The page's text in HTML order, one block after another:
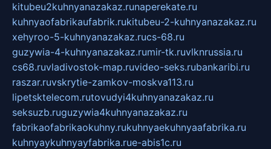
kitubeu2kuhnyanazakaz.runaperekate.ru
kuhnyaofabrikaufabrik.rukitubeu-2-kuhnyanazakaz.ru
xehyroo-5-kuhnyanazakaz.rucs-68.ru
guzywia-4-kuhnyanazakaz.rumir-tk.ruvlknrussia.ru
cs68.ruvladivostok-map.ruvideo-seks.rubankaribi.ru
raszar.ruvskrytie-zamkov-moskva113.ru
lipetsktelecom.rutovudyi4kuhnyanazakaz.ru
seksuzb.ruguzywia4kuhnyanazakaz.ru
fabrikaofabrikaokuhny.rukuhnyaekuhnyaafabrika.ru
kuhnyaykuhnyayfabrika.rue-abis1c.ru